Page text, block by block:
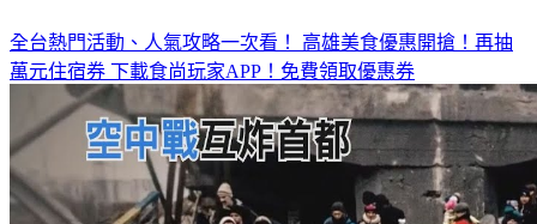
全台熱門活動、人氣攻略一次看！ 高雄美食優惠開搶！再抽
萬元住宿券 下載食尚玩家APP！免費領取優惠券